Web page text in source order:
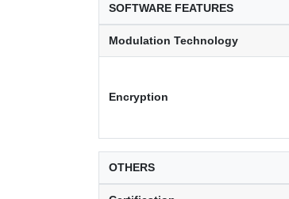
SOFTWARE FEATURES
Modulation Technology
Encryption
OTHERS